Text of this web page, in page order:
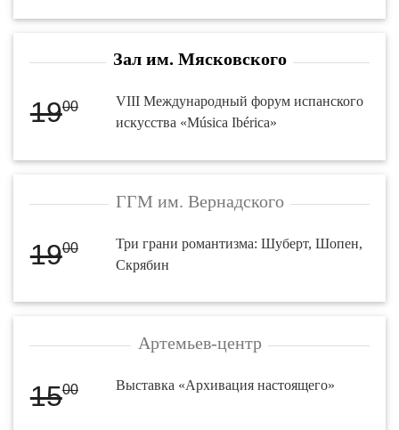
Зал им. Мясковского
1900
VIII Международный форум испанского
искусства «Música Ibérica»
ГГМ им. Вернадского
1900
Три грани романтизма: Шуберт, Шопен,
Скрябин
Артемьев-центр
1500 Выставка «Архивация настоящего»